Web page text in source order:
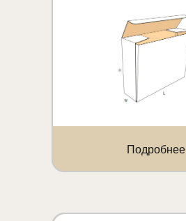
Подробнее